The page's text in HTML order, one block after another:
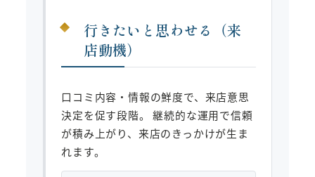
行きたいと思わせる（来
店動機）
口コミ内容・情報の鮮度で、来店意思
決定を促す段階。 継続的な運用で信頼
が積み上がり、来店のきっかけが生ま
れます。